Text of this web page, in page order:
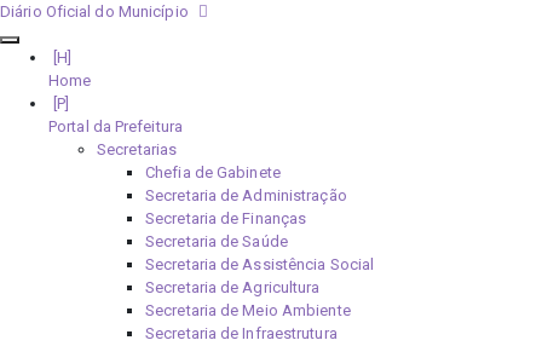
Diário Oficial do Município
Home
Portal da Prefeitura
Secretarias
Chefia de Gabinete
Secretaria de Administração
Secretaria de Finanças
Secretaria de Saúde
Secretaria de Assistência Social
Secretaria de Agricultura
Secretaria de Meio Ambiente
Secretaria de Infraestrutura